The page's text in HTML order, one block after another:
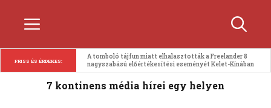
Menü
FRISS ÉS ÉRDEKES:
A tomboló tájfun miatt elhalasztották a Freelander 8
nagyszabású előértékesítési eseményét Kelet-Kínában
7 kontinens média hírei egy helyen